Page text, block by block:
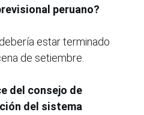
peruano?
estar terminado
de setiembre.
del consejo de
del sistema